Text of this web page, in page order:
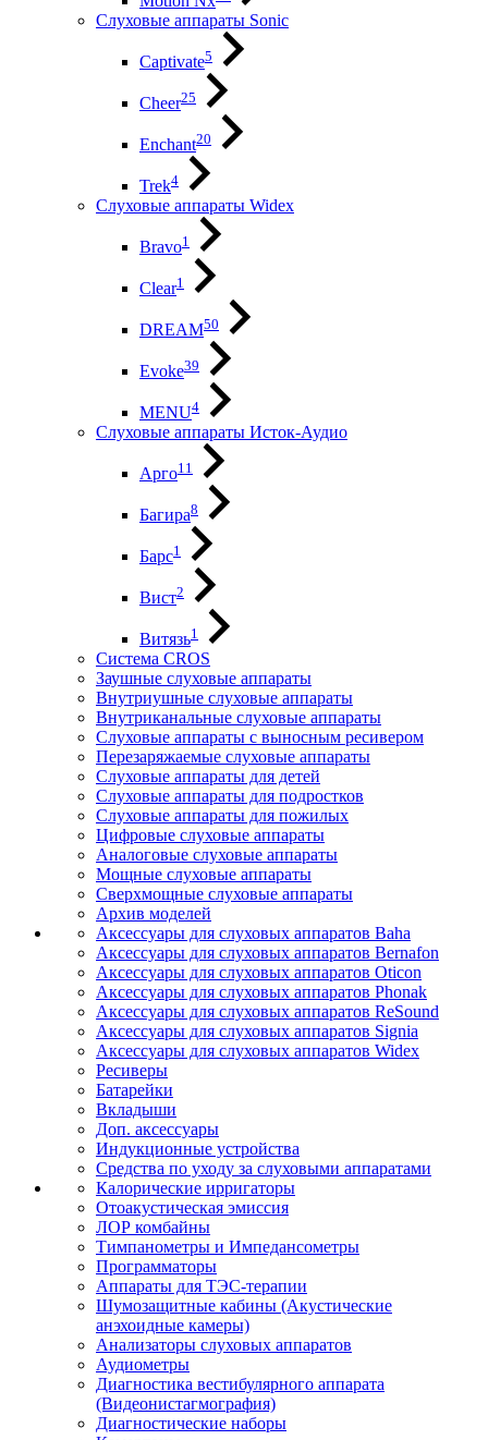
Слуховые аппараты Sonic
Captivate5
Cheer25
Enchant20
Trek4
Слуховые аппараты Widex
Bravo1
Clear1
DREAM50
Evoke39
MENU4
Слуховые аппараты Исток-Аудио
Арго11
Багира8
Барс1
Вист2
Витязь1
Система CROS
Заушные слуховые аппараты
Внутриушные слуховые аппараты
Внутриканальные слуховые аппараты
Слуховые аппараты с выносным ресивером
Перезаряжаемые слуховые аппараты
Слуховые аппараты для детей
Слуховые аппараты для подростков
Слуховые аппараты для пожилых
Цифровые слуховые аппараты
Аналоговые слуховые аппараты
Мощные слуховые аппараты
Сверхмощные слуховые аппараты
Архив моделей
Аксессуары для слуховых аппаратов Baha
Аксессуары для слуховых аппаратов Bernafon
Аксессуары для слуховых аппаратов Oticon
Аксессуары для слуховых аппаратов Phonak
Аксессуары для слуховых аппаратов ReSound
Аксессуары для слуховых аппаратов Signia
Аксессуары для слуховых аппаратов Widex
Ресиверы
Батарейки
Вкладыши
Доп. аксессуары
Индукционные устройства
Средства по уходу за слуховыми аппаратами
Калорические ирригаторы
Отоакустическая эмиссия
ЛОР комбайны
Тимпанометры и Импедансометры
Программаторы
Аппараты для ТЭС-терапии
Шумозащитные кабины (Акустические
анэхоидные камеры)
Анализаторы слуховых аппаратов
Аудиометры
Диагностика вестибулярного аппарата
(Видеонистагмография)
Диагностические наборы